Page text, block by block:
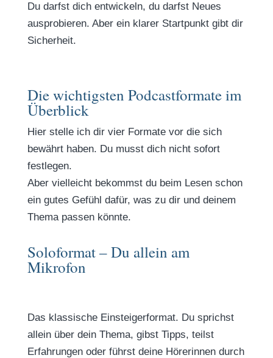
Du darfst dich entwickeln, du darfst Neues
ausprobieren. Aber ein klarer Startpunkt gibt dir
Sicherheit.
Die wichtigsten Podcastformate im
Überblick
Hier stelle ich dir vier Formate vor die sich
bewährt haben. Du musst dich nicht sofort
festlegen.
Aber vielleicht bekommst du beim Lesen schon
ein gutes Gefühl dafür, was zu dir und deinem
Thema passen könnte.
Soloformat – Du allein am
Mikrofon
Das klassische Einsteigerformat. Du sprichst
allein über dein Thema, gibst Tipps, teilst
Erfahrungen oder führst deine Hörerinnen durch